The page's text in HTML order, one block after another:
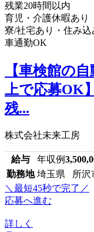
残業20時間以内
育児・介護休暇あり
寮/社宅あり・住み込
車通勤OK
【車検館の
上で応募OK
残...
株式会社未来工房
給与 年収例
勤務地 埼玉県 所沢
＼最短45秒で完了／
応募へ進む
詳しく